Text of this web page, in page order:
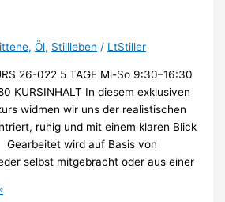
,Öl, Stillleben / LtStiller
26-022 5 TAGE Mi-So 9:30–16:30
KURSINHALT In diesem exklusiven
widmen wir uns der realistischen
ruhig und mit einem klaren Blick
wird auf Basis von
selbst mitgebracht oder aus einer